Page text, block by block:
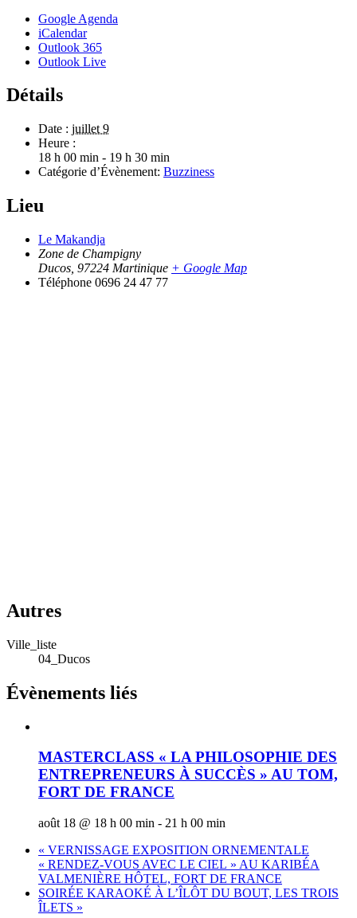
Google Agenda
iCalendar
Outlook 365
Outlook Live
Détails
Date : juillet 9
Heure :
18 h 00 min - 19 h 30 min
Catégorie d’Évènement: Buzziness
Lieu
Le Makandja
Zone de Champigny
Ducos 97224 Martinique + Google Map
Téléphone 0696 24 47 77
Autres
Ville_liste
04_Ducos
Évènements liés
MASTERCLASS « LA PHILOSOPHIE DES
ENTREPRENEURS À SUCCÈS » AU TOM,
FORT DE FRANCE
août 18 @ 18 h 00 min - 21 h 00 min
« VERNISSAGE EXPOSITION ORNEMENTALE
« RENDEZ-VOUS AVEC LE CIEL » AU KARIBÉA
VALMENIÈRE HÔTEL, FORT DE FRANCE
SOIRÉE KARAOKÉ À L’ÎLÔT DU BOUT, LES TROIS
ÎLETS »